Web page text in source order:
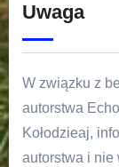
Uwaga
W związku z
autorstwa
Kołodzieaj,
autorstwa i nie